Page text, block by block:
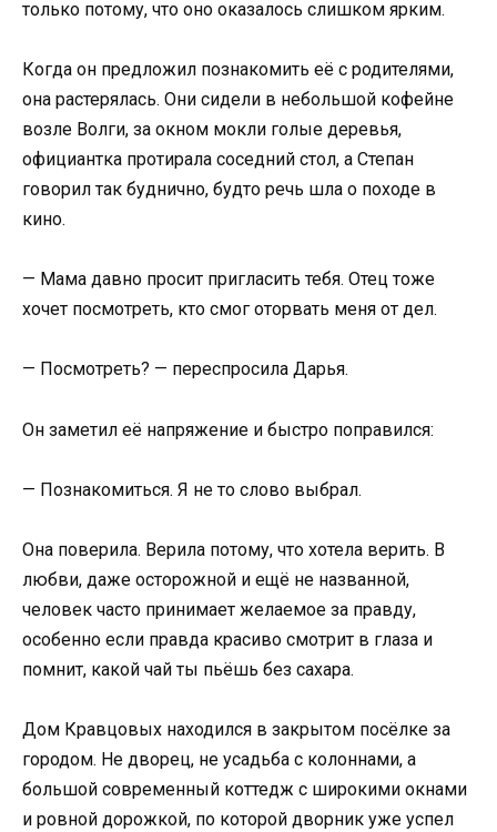
только потому, что оно оказалось слишком ярким.
Когда он предложил познакомить её с родителями,
она растерялась. Они сидели в небольшой кофейне
возле Волги, за окном мокли голые деревья,
официантка протирала соседний стол, а Степан
говорил так буднично, будто речь шла о походе в
кино.
— Мама давно просит пригласить тебя. Отец тоже
хочет посмотреть, кто смог оторвать меня от дел.
— Посмотреть? — переспросила Дарья.
Он заметил её напряжение и быстро поправился:
— Познакомиться. Я не то слово выбрал.
Она поверила. Верила потому, что хотела верить. В
любви, даже осторожной и ещё не названной,
человек часто принимает желаемое за правду,
особенно если правда красиво смотрит в глаза и
помнит, какой чай ты пьёшь без сахара.
Дом Кравцовых находился в закрытом посёлке за
городом. Не дворец, не усадьба с колоннами, а
большой современный коттедж с широкими окнами
и ровной дорожкой, по которой дворник уже успел